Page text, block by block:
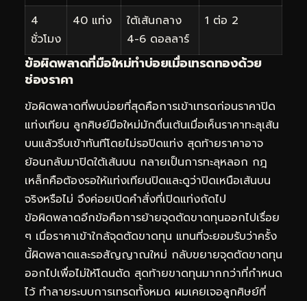
4
ชั่วโมง
40 แท่ง
ใต้เส้นกลาง
4-6 ดอลลาร์
1 ต่อ 2
ข้อผิดพลาดที่มือใหม่ทำบ่อยเมื่อเทรดทองด้วย
ช่องราคา
ข้อผิดพลาดที่พบบ่อยที่สุดคือการเข้าเทรดก่อนราคาปิด
แท่งเทียน ลูกศิษย์มือใหม่มักตื่นเต้นเมื่อเห็นราคาทะลุเส้น
บนแล้วรีบเข้าทันทีโดยไม่รอปิดแท่ง สุดท้ายราคาอาจ
ย้อนกลับมาปิดใต้เส้นบน กลายเป็นการทะลุหลอก กฎ
เหล็กคือต้องรอให้แท่งเทียนปิดและดูว่าปิดเหนือเส้นบน
จริงหรือไม่ จึงค่อยเปิดคำสั่งที่เปิดแท่งถัดไป
ข้อผิดพลาดอีกข้อคือการย้ายจุดตัดขาดทุนออกไปเรื่อย
ๆ เมื่อราคาเข้าใกล้จุดตัดขาดทุน แทนที่จะยอมรับว่าครั้ง
นี้ผิดพลาดและรอสัญญาณใหม่ กลับขยายจุดตัดขาดทุน
ออกไปเพื่อไม่ให้โดนตัด สุดท้ายขาดทุนมากกว่าที่กำหนด
ไว้ ทำลายระบบการเทรดทั้งหมด ผมเคยเจอลูกศิษย์ที่